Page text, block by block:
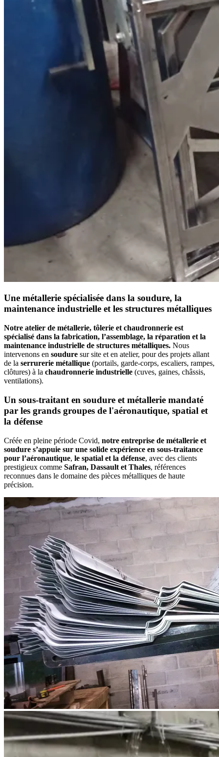
Une métallerie spécialisée dans la soudure, la
maintenance industrielle et les structures métalliques
Notre atelier de métallerie, tôlerie et chaudronnerie est
spécialisé dans la fabrication, l’assemblage, la réparation et la
maintenance industrielle de structures métalliques. Nous
intervenons en soudure sur site et en atelier, pour des projets allant
de la serrurerie métallique (portails, garde-corps, escaliers, rampes,
clôtures) à la chaudronnerie industrielle (cuves, gaines, châssis,
ventilations).
Un sous-traitant en soudure et métallerie mandaté
par les grands groupes de l'aéronautique, spatial et
la défense
Créée en pleine période Covid, notre entreprise de métallerie et
soudure s’appuie sur une solide expérience en sous-traitance
pour l’aéronautique, le spatial et la défense, avec des clients
prestigieux comme Safran, Dassault et Thales, références
reconnues dans le domaine des pièces métalliques de haute
précision.